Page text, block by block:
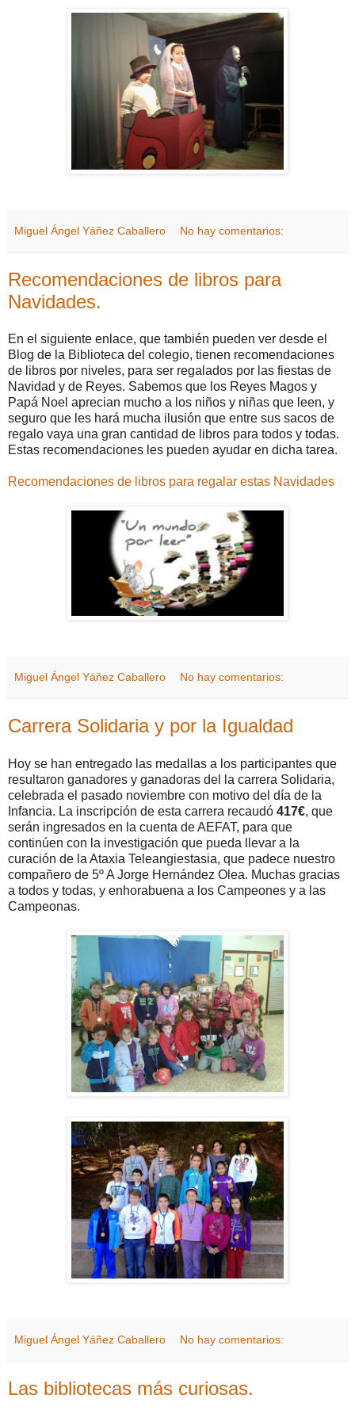
Miguel Ángel Yáñez Caballero No hay comentarios:
Recomendaciones de libros para
Navidades.
En el siguiente enlace, que también pueden ver desde el
Blog de la Biblioteca del colegio, tienen recomendaciones
de libros por niveles, para ser regalados por las fiestas de
Navidad y de Reyes. Sabemos que los Reyes Magos y
Papá Noel aprecian mucho a los niños y niñas que leen, y
seguro que les hará mucha ilusión que entre sus sacos de
regalo vaya una gran cantidad de libros para todos y todas.
Estas recomendaciones les pueden ayudar en dicha tarea.
Recomendaciones de libros para regalar estas Navidades
Miguel Ángel Yáñez Caballero No hay comentarios:
Carrera Solidaria y por la Igualdad
Hoy se han entregado las medallas a los participantes que
resultaron ganadores y ganadoras del la carrera Solidaria,
celebrada el pasado noviembre con motivo del día de la
Infancia. La inscripción de esta carrera recaudó 417€, que
serán ingresados en la cuenta de AEFAT, para que
continúen con la investigación que pueda llevar a la
curación de la Ataxia Teleangiestasia, que padece nuestro
compañero de 5º A Jorge Hernández Olea. Muchas gracias
a todos y todas, y enhorabuena a los Campeones y a las
Campeonas.
Miguel Ángel Yáñez Caballero No hay comentarios:
Las bibliotecas más curiosas.